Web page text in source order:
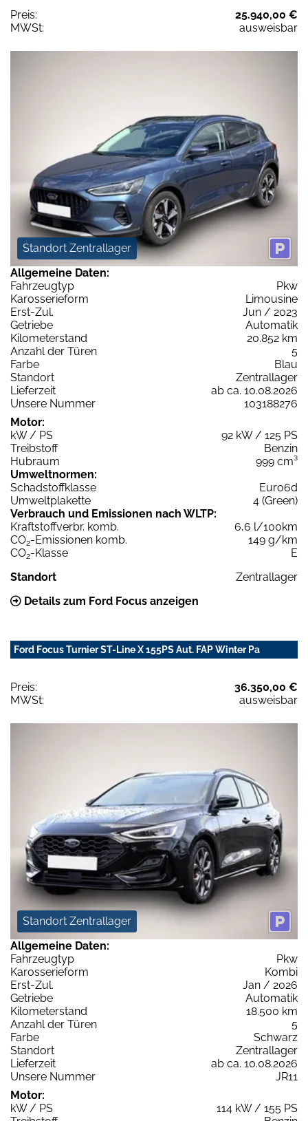
Preis:
25.940,00 €
MWSt:
ausweisbar
Standort Zentrallager
Allgemeine Daten:
Fahrzeugtyp
Pkw
Karosserieform
Limousine
Erst-Zul.
Jun / 2023
Getriebe
Automatik
Kilometerstand
20.852 km
Anzahl der Türen
5
Farbe
Blau
Standort
Zentrallager
Lieferzeit
ab ca. 10.08.2026
Unsere Nummer
103188276
Motor:
kW / PS
92 kW / 125 PS
Treibstoff
Benzin
Hubraum
999 cm³
Umweltnormen:
Schadstoffklasse
Euro6d
Umweltplakette
4 (Green)
Verbrauch und Emissionen nach WLTP:
Kraftstoffverbr. komb.
6,6 l/100km
CO2-Emissionen komb.
149 g/km
CO2-Klasse
E
Standort
Zentrallager
Details zum Ford Focus anzeigen
Ford Focus Turnier ST-Line X 155PS Aut. FAP Winter Pa
Preis:
36.350,00 €
MWSt:
ausweisbar
Standort Zentrallager
Allgemeine Daten:
Fahrzeugtyp
Pkw
Karosserieform
Kombi
Erst-Zul.
Jan / 2026
Getriebe
Automatik
Kilometerstand
18.500 km
Anzahl der Türen
5
Farbe
Schwarz
Standort
Zentrallager
Lieferzeit
ab ca. 10.08.2026
Unsere Nummer
JR11
Motor:
kW / PS
114 kW / 155 PS